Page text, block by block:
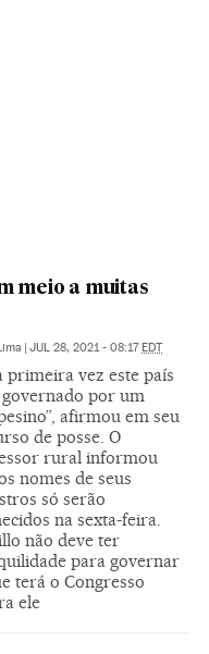
meio a muitas
| JUL 28, 2021 - 08:17EDT
primeira vez este país
por um
afirmou em seu
de posse. O
rural informou
nomes de seus
só serão
na sexta-feira.
não deve ter
para governar
terá o Congresso
ele